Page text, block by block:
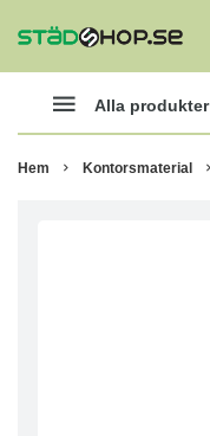
Alla produkter
Hem Kontorsmaterial